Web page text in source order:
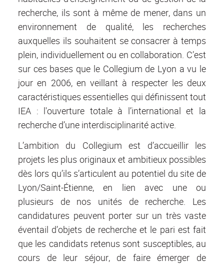
recherche, ils sont à même de mener, dans un
environnement de qualité, les recherches
auxquelles ils souhaitent se consacrer à temps
plein, individuellement ou en collaboration. C’est
sur ces bases que le Collegium de Lyon a vu le
jour en 2006, en veillant à respecter les deux
caractéristiques essentielles qui définissent tout
IEA : l'ouverture totale à l’international et la
recherche d’une interdisciplinarité active.
L’ambition du Collegium est d’accueillir les
projets les plus originaux et ambitieux possibles
dès lors qu’ils s’articulent au potentiel du site de
Lyon/Saint-Étienne, en lien avec une ou
plusieurs de nos unités de recherche. Les
candidatures peuvent porter sur un très vaste
éventail d’objets de recherche et le pari est fait
que les candidats retenus sont susceptibles, au
cours de leur séjour, de faire émerger de